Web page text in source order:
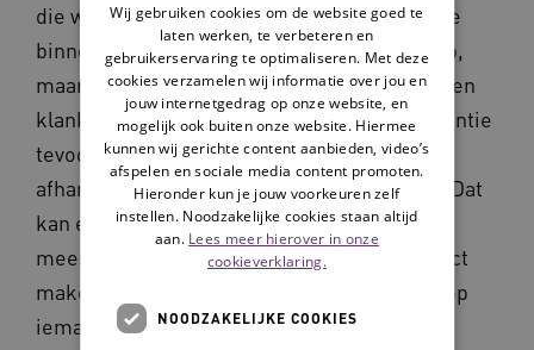
die we aantreffen, de andere keer komen we
binnen met een zacht lied. We treden niet op,
maar we gaan in op de situatie. Met muziek en
klank proberen we de mens achter de dementie
tevoorschijn te halen. Hoe we dat doen, is
afhankelijk van de mensen en het moment. Dat
kan elke keer anders zijn. Een sessie duurt
meestal een uurtje. We beginnen met contact
maken, met een gesprek of door een hand op
iemands hand te leggen en oogcontact te
Wij gebruiken cookies om de website goed te
laten werken, te verbeteren en
gebruikerservaring te optimaliseren. Met deze
cookies verzamelen wij informatie over jou en
jouw internetgedrag op onze website, en
mogelijk ook buiten onze website. Hiermee
kunnen wij gerichte content aanbieden, video’s
afspelen en sociale media content promoten.
Hieronder kun je jouw voorkeuren zelf
instellen. Noodzakelijke cookies staan altijd
aan. Lees meer hierover in onze
cookieverklaring.
NOODZAKELIJKE COOKIES